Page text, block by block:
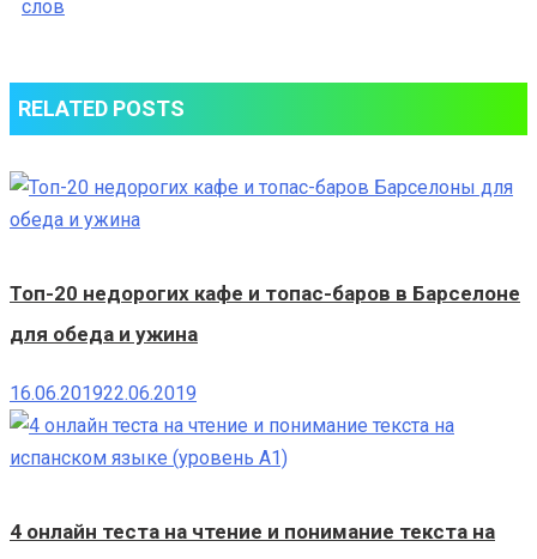
испанских
RELATED POSTS
Топ-20 недорогих кафе и топас-баров в Барселоне
для обеда и ужина
16.06.201922.06.2019
4 онлайн теста на чтение и понимание текста на